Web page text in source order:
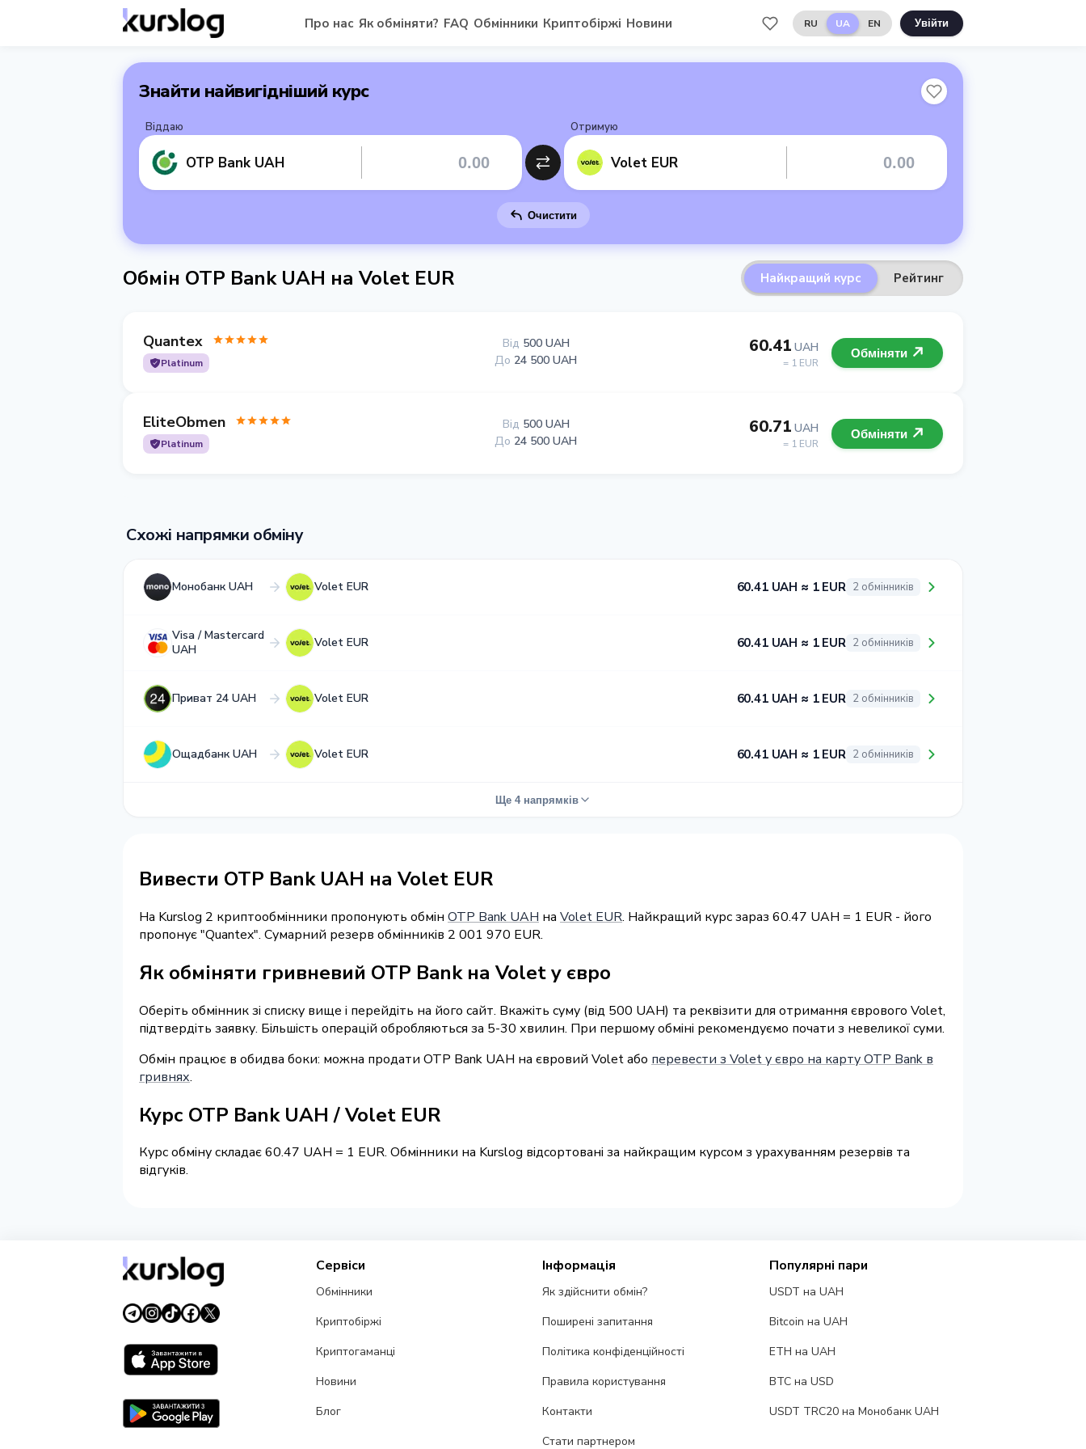
Про нас Як обміняти? FAQ Обмінники Криптобіржі Новини RU UA EN Увійти
Знайти найвигідніший курс
Віддаю
OTP Bank UAH
Отримую
Volet EUR
Очистити
Обмін OTP Bank UAH на Volet EUR Найкращий курс Рейтинг
Quantex
Platinum
60.41 UAH
= 1 EUR
Від 500 UAH
До 24 500 UAH Обміняти
EliteObmen
Platinum
60.71 UAH
= 1 EUR
Від 500 UAH
До 24 500 UAH Обміняти
Схожі напрямки обміну
Монобанк UAH Volet EUR 60.41 UAH ≈ 1 EUR 2 обмінників
Visa / Mastercard
UAH
Volet EUR 60.41 UAH ≈ 1 EUR 2 обмінників
Приват 24 UAH Volet EUR 60.41 UAH ≈ 1 EUR 2 обмінників
Ощадбанк UAH Volet EUR 60.41 UAH ≈ 1 EUR 2 обмінників
Ще 4 напрямків
Вивести OTP Bank UAH на Volet EUR
На Kurslog 2 криптообмінники пропонують обмін OTP Bank UAH на Volet EUR. Найкращий курс зараз 60.47 UAH = 1 EUR - його
пропонує "Quantex". Сумарний резерв обмінників 2 001 970 EUR.
Як обміняти гривневий OTP Bank на Volet у євро
Оберіть обмінник зі списку вище і перейдіть на його сайт. Вкажіть суму (від 500 UAH) та реквізити для отримання єврового Volet,
підтвердіть заявку. Більшість операцій обробляються за 5-30 хвилин. При першому обміні рекомендуємо почати з невеликої суми.
Обмін працює в обидва боки: можна продати OTP Bank UAH на євровий Volet або перевести з Volet у євро на карту OTP Bank в
гривнях.
Курс OTP Bank UAH / Volet EUR
Курс обміну складає 60.47 UAH = 1 EUR. Обмінники на Kurslog відсортовані за найкращим курсом з урахуванням резервів та
відгуків.
Сервіси
Обмінники
Криптобіржі
Криптогаманці
Новини
Блог
Інформація
Як здійснити обмін?
Поширені запитання
Політика конфіденційності
Правила користування
Контакти
Стати партнером
Популярні пари
USDT на UAH
Bitcoin на UAH
ETH на UAH
BTC на USD
USDT TRC20 на Монобанк UAH